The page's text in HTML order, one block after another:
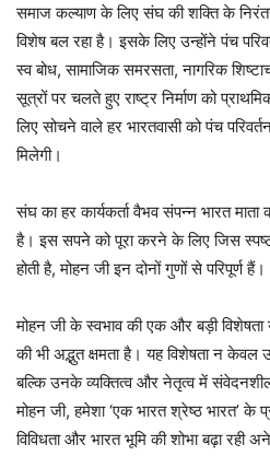
समाज कल्याण के लिए संघ की शक्ति के
विशेष बल रहा है। इसके लिए उन्होंने पंच
स्व बोध, सामाजिक समरसता, नागरिक
सूत्रों पर चलते हुए राष्ट्र निर्माण को
लिए सोचने वाले हर भारतवासी को पंच
मिलेगी।
संघ का हर कार्यकर्ता वैभव संपन्न भारत माता
है। इस सपने को पूरा करने के लिए जिस
होती है, मोहन जी इन दोनों गुणों से परिपूर्ण हैं।
मोहन जी के स्वभाव की एक और बड़ी
की भी अद्भुत क्षमता है। यह विशेषता न केवल
बल्कि उनके व्यक्तित्व और नेतृत्व में
मोहन जी, हमेशा ‘एक भारत श्रेष्ठ भारत’ के
विविधता और भारत भूमि की शोभा बढ़ा